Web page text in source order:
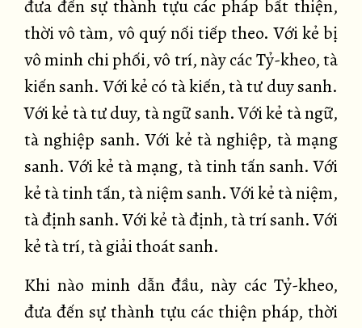
đưa đến sự thành tựu các pháp bất thiện,
thời vô tàm, vô quý nối tiếp theo. Với kẻ bị
vô minh chi phối, vô trí, này các Tỷ-kheo, tà
kiến sanh. Với kẻ có tà kiến, tà tư duy sanh.
Với kẻ tà tư duy, tà ngữ sanh. Với kẻ tà ngữ,
tà nghiệp sanh. Với kẻ tà nghiệp, tà mạng
sanh. Với kẻ tà mạng, tà tinh tấn sanh. Với
kẻ tà tinh tấn, tà niệm sanh. Với kẻ tà niệm,
tà định sanh. Với kẻ tà định, tà trí sanh. Với
kẻ tà trí, tà giải thoát sanh.
Khi nào minh dẫn đầu, này các Tỷ-kheo,
đưa đến sự thành tựu các thiện pháp, thời